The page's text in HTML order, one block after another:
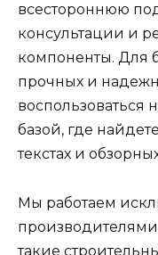
всестороннюю
консультации и
компоненты. Для
прочных и
базой, где
текстах и
Мы работаем
такие